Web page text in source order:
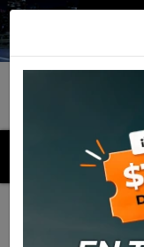
MENU
Productos
+ 110/90-19